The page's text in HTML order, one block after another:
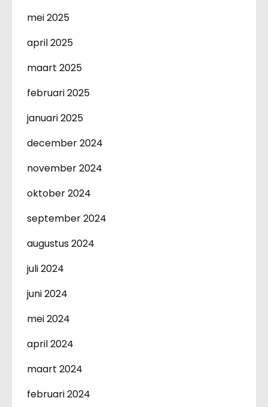
mei 2025
april 2025
maart 2025
februari 2025
januari 2025
december 2024
november 2024
oktober 2024
september 2024
augustus 2024
juli 2024
juni 2024
mei 2024
april 2024
maart 2024
februari 2024